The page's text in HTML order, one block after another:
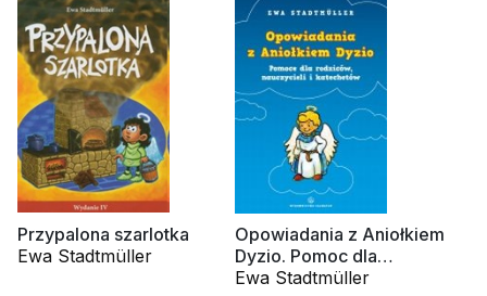
Przypalona szarlotka
Ewa Stadtmüller
Opowiadania z Aniołkiem
Dyzio. Pomoc dla
rodziców i katechetów
Ewa Stadtmüller